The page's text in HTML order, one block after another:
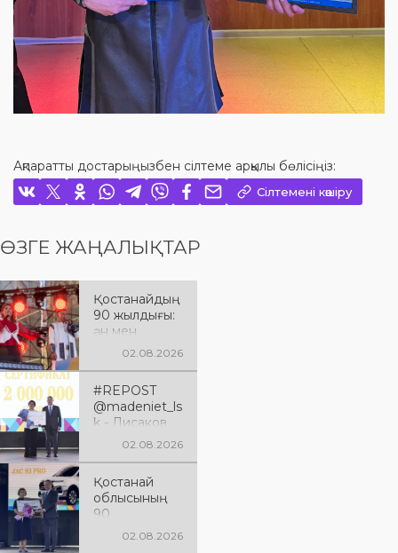
Ақпаратты достарыңызбен сілтеме арқылы бөлісіңіз:
Сілтемені көшіру
ӨЗГЕ ЖАҢАЛЫҚТАР
Қостанайдың
90 жылдығы:
ән мен
әсерге толы
02.08.2026
#REPOST
@madeniet_ls
k - Лисаков
қаласы
құрылғанына
90 жыл
толуына
арналған
02.08.2026
Қостанай
облысының
90
жылдығына
02.08.2026